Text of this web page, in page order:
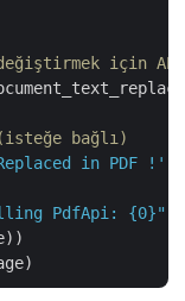
için
bağlı)
in PDF !'
PdfApi: {0}"